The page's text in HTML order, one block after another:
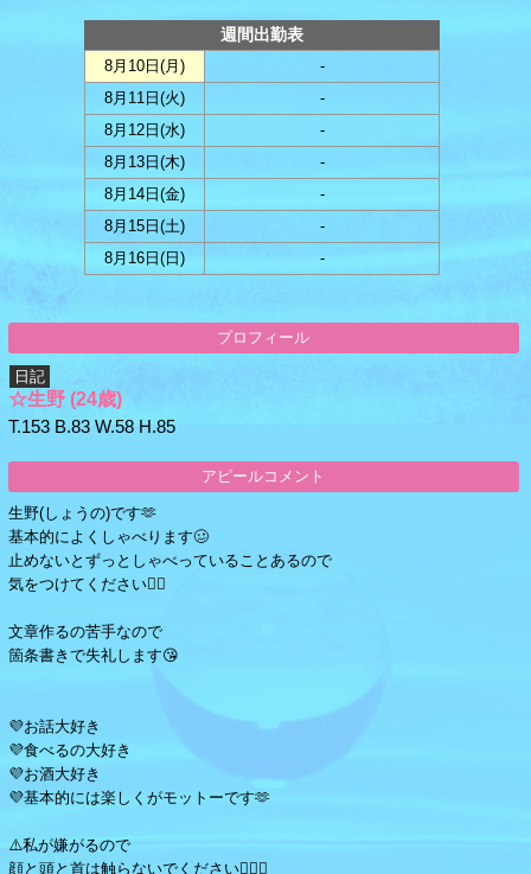
週間出勤表
8月10日( 月 )
-
8月11日(火)
-
8月12日(水)
-
8月13日(木)
-
8月14日(金)
-
8月15日(土)
-
8月16日( 日 ) -
プロフィール
日記
☆生野 (24歳)
T.153 B.83 W.58 H.85
アピールコメント
生野(しょうの)です🫶
基本的によくしゃべります🥴
止めないとずっとしゃべっていることあるので
気をつけてください🙇‍♀️
文章作るの苦手なので
箇条書きで失礼します😘
💜お話大好き
💜食べるの大好き
💜お酒大好き
💜基本的には楽しくがモットーです🫶
⚠️私が嫌がるので
顔と頭と首は触らないでください🙅🏻‍♀️